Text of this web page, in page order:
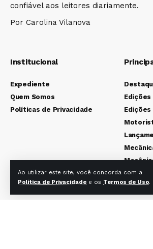
Ao utilizar este site, você concorda com a
Política de Privacidade e os Termos de Uso.
confiável aos leitores diariamente.
Por Carolina Vilanova
Institucional
Expediente
Quem Somos
Políticas de Privacidade
Edições